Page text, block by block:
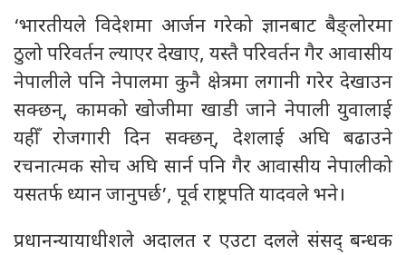
‘भारतीयले विदेशमा आर्जन गरेको ज्ञानबाट बैङ्लोरमा
ठुलो परिवर्तन ल्याएर देखाए, यस्तै परिवर्तन गैर आवासीय
नेपालीले पनि नेपालमा कुनै क्षेत्रमा लगानी गरेर देखाउन
सक्छन्, कामको खोजीमा खाडी जाने नेपाली युवालाई
यहीँ रोजगारी दिन सक्छन्, देशलाई अघि बढाउने
रचनात्मक सोच अघि सार्न पनि गैर आवासीय नेपालीको
यसतर्फ ध्यान जानुपर्छ’, पूर्व राष्ट्रपति यादवले भने।
प्रधानन्यायाधीशले अदालत र एउटा दलले संसद् बन्धक